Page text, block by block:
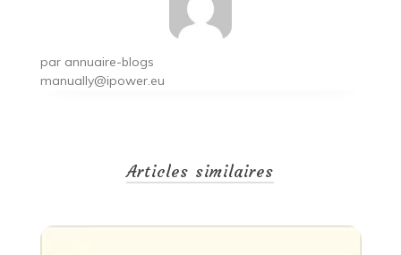
par annuaire-blogs
manually@ipower.eu
Articles similaires